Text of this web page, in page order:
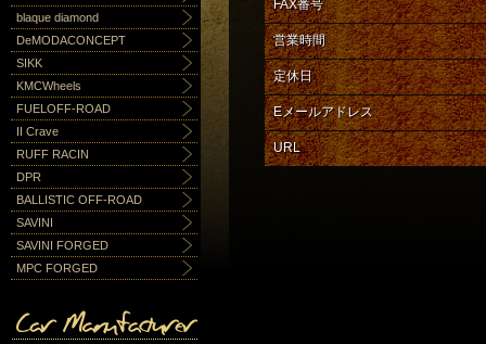
blaque diamond
DeMODACONCEPT
SIKK
KMCWheels
FUELOFF-ROAD
II Crave
RUFF RACIN
DPR
BALLISTIC OFF-ROAD
SAVINI
SAVINI FORGED
MPC FORGED
FAX番号
営業時間
定休日
Eメールアドレス
URL